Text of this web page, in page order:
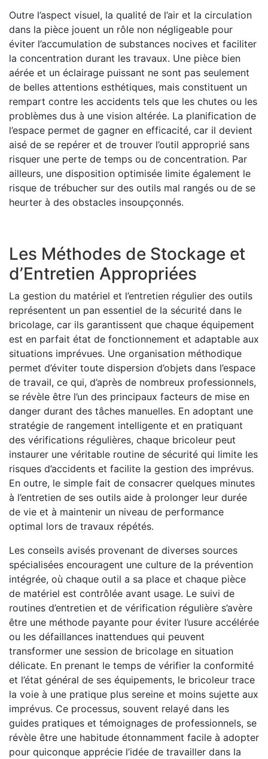
Outre l’aspect visuel, la qualité de l’air et la circulation
dans la pièce jouent un rôle non négligeable pour
éviter l’accumulation de substances nocives et faciliter
la concentration durant les travaux. Une pièce bien
aérée et un éclairage puissant ne sont pas seulement
de belles attentions esthétiques, mais constituent un
rempart contre les accidents tels que les chutes ou les
problèmes dus à une vision altérée. La planification de
l’espace permet de gagner en efficacité, car il devient
aisé de se repérer et de trouver l’outil approprié sans
risquer une perte de temps ou de concentration. Par
ailleurs, une disposition optimisée limite également le
risque de trébucher sur des outils mal rangés ou de se
heurter à des obstacles insoupçonnés.
Les Méthodes de Stockage et
d’Entretien Appropriées
La gestion du matériel et l’entretien régulier des outils
représentent un pan essentiel de la sécurité dans le
bricolage, car ils garantissent que chaque équipement
est en parfait état de fonctionnement et adaptable aux
situations imprévues. Une organisation méthodique
permet d’éviter toute dispersion d’objets dans l’espace
de travail, ce qui, d’après de nombreux professionnels,
se révèle être l’un des principaux facteurs de mise en
danger durant des tâches manuelles. En adoptant une
stratégie de rangement intelligente et en pratiquant
des vérifications régulières, chaque bricoleur peut
instaurer une véritable routine de sécurité qui limite les
risques d’accidents et facilite la gestion des imprévus.
En outre, le simple fait de consacrer quelques minutes
à l’entretien de ses outils aide à prolonger leur durée
de vie et à maintenir un niveau de performance
optimal lors de travaux répétés.
Les conseils avisés provenant de diverses sources
spécialisées encouragent une culture de la prévention
intégrée, où chaque outil a sa place et chaque pièce
de matériel est contrôlée avant usage. Le suivi de
routines d’entretien et de vérification régulière s’avère
être une méthode payante pour éviter l’usure accélérée
ou les défaillances inattendues qui peuvent
transformer une session de bricolage en situation
délicate. En prenant le temps de vérifier la conformité
et l’état général de ses équipements, le bricoleur trace
la voie à une pratique plus sereine et moins sujette aux
imprévus. Ce processus, souvent relayé dans les
guides pratiques et témoignages de professionnels, se
révèle être une habitude étonnamment facile à adopter
pour quiconque apprécie l’idée de travailler dans la